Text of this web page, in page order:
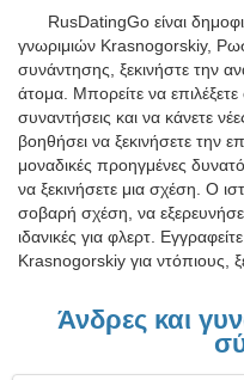
RusDatingGo είναι
γνωριμιών Krasnogorskiy,
συνάντησης, ξεκινήστε την
άτομα. Μπορείτε να
συναντήσεις και να κάνετε
βοηθήσει να ξεκινήσετε την
μοναδικές προηγμένες
να ξεκινήσετε μια σχέση. Ο
σοβαρή σχέση, να
ιδανικές για φλερτ.
Krasnogorskiy για ντόπιους,
Άνδρες και